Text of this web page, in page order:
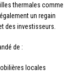
thermales comme
un regain
des investisseurs.
de :
locales